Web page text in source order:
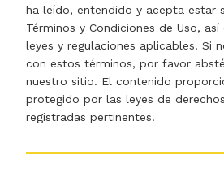
ha leído, entendido y acepta estar
Términos y Condiciones de Uso,
leyes y regulaciones aplicables. Si
con estos términos, por favor
nuestro sitio. El contenido
protegido por las leyes de
registradas pertinentes.